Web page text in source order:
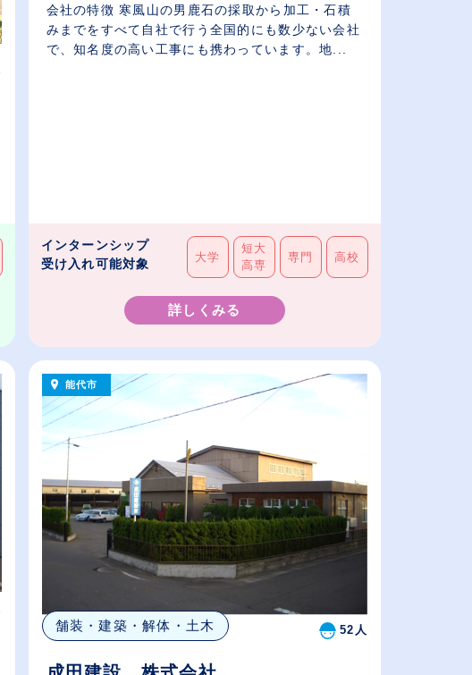
会社の特徴 寒風山の男鹿石の採取から加工・石積
みまでをすべて自社で行う全国的にも数少ない会社
で、知名度の高い工事にも携わっています。地...
インターンシップ
受け入れ可能対象
大学
短大
高専
専門 高校
詳しくみる
能代市
舗装・建築・解体・土木 52人